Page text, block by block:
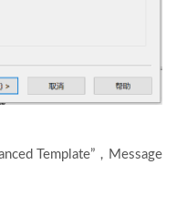
Template”，Message